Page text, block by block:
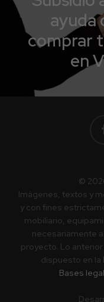
ayuda
comprar
en
©
Imágenes, textos y
y con fines
mobiliario,
necesariamente
proyecto. Lo
dispuesto en la
Bases